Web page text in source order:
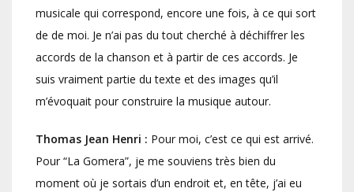
musicale qui correspond, encore une fois, à ce qui sort
de de moi. Je n’ai pas du tout cherché à déchiffrer les
accords de la chanson et à partir de ces accords. Je
suis vraiment partie du texte et des images qu’il
m’évoquait pour construire la musique autour.
Thomas Jean Henri : Pour moi, c’est ce qui est arrivé.
Pour “La Gomera”, je me souviens très bien du
moment où je sortais d’un endroit et, en tête, j’ai eu